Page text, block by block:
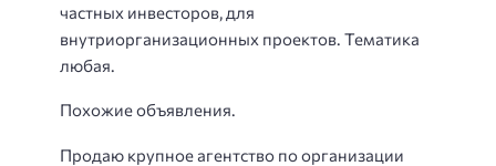
частных инвесторов, для
внутриорганизационных проектов. Тематика
любая.
Похожие объявления.
Продаю крупное агентство по организации